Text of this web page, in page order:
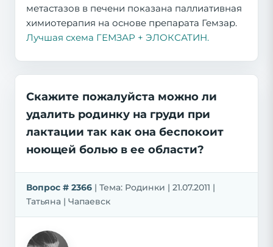
метастазов в печени показана паллиативная
химиотерапия на основе препарата Гемзар.
Лучшая схема ГЕМЗАР + ЭЛОКСАТИН.
Скажите пожалуйста можно ли
удалить родинку на груди при
лактации так как она беспокоит
ноющей болью в ее области?
Вопрос # 2366 | Тема: Родинки | 21.07.2011 |
Татьяна | Чапаевск